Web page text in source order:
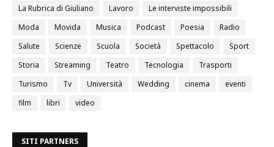
La Rubrica di Giuliano
Lavoro
Le interviste impossibili
Moda
Movida Musica Podcast Poesia
Radio
Salute
Scienze Scuola Società Spettacolo
Sport
Storia
Streaming Teatro Tecnologia
Trasporti
Turismo
Tv Università Wedding cinema
eventi
film
libri video
SITI PARTNERS